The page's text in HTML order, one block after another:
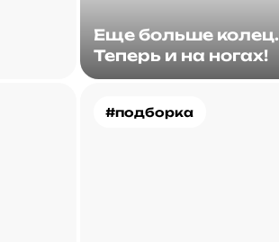
Еще больше колец.
Теперь и на ногах!
#подборка